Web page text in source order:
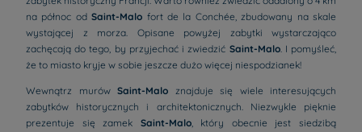
na północ odSaint-Malo fort de la Conchée, zbudowany na skale
wystającej z morza. Opisane powyżej zabytki wystarczająco
zachęcają do tego, by przyjechać i zwiedzić Saint-Malo. I pomyśleć,
że to miasto kryje w sobie jeszcze dużo więcej niespodzianek!
Wewnątrz murów Saint-Malo znajduje się wiele interesujących
zabytków historycznych i architektonicznych. Niezwykle pięknie
prezentuje się zamek Saint-Malo, który obecnie jest siedzibą